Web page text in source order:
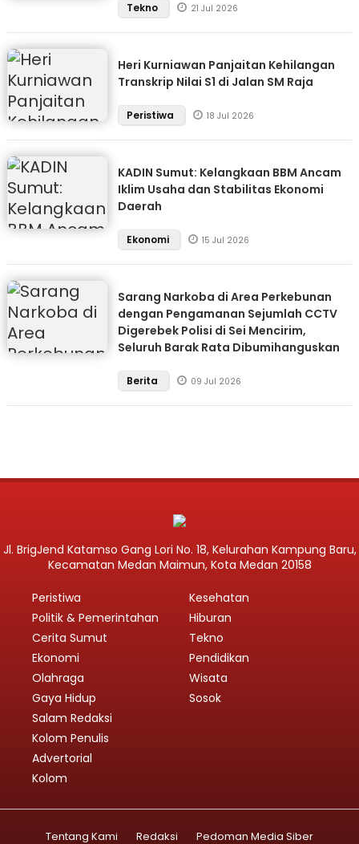
Tekno 21 Jul 2026
Heri Kurniawan Panjaitan Kehilangan
Transkrip Nilai S1 di Jalan SM Raja
Peristiwa 18 Jul 2026
KADIN Sumut: Kelangkaan BBM Ancam
Iklim Usaha dan Stabilitas Ekonomi
Daerah
Ekonomi 15 Jul 2026
Sarang Narkoba di Area Perkebunan
dengan Pengamanan Sejumlah CCTV
Digerebek Polisi di Sei Mencirim,
Seluruh Barak Rata Dibumihanguskan
Berita 09 Jul 2026
Jl. BrigJend Katamso Gang Lori No. 18, Kelurahan Kampung Baru,
Kecamatan Medan Maimun, Kota Medan 20158
Peristiwa
Politik & Pemerintahan
Cerita Sumut
Ekonomi
Olahraga
Gaya Hidup
Kesehatan
Hiburan
Tekno
Pendidikan
Wisata
Sosok
Salam Redaksi
Kolom Penulis
Advertorial
Kolom
Tentang Kami Redaksi Pedoman Media Siber